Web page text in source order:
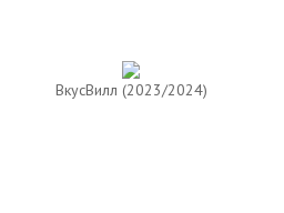
ВкусВилл (2023/2024)